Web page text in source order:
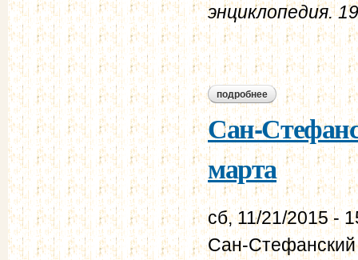
энциклопедия.
подробнее о альвенслевена
Сан-
марта
сб, 11/21/2015 -
Сан-Стефанский